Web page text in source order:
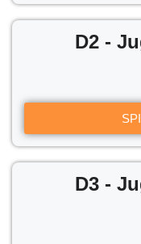
D2 -
D3 -